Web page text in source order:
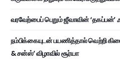
வரவேற்பைப் பெறும் ஜீவாவின் ‘தகப்பன்’
நம்பிக்கையுடன் பயணித்தால் வெற்றி
& சன்ஸ்’ விழாவில் சூர்யா